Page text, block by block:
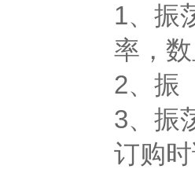
1、振
率，
2、
3、振
订购